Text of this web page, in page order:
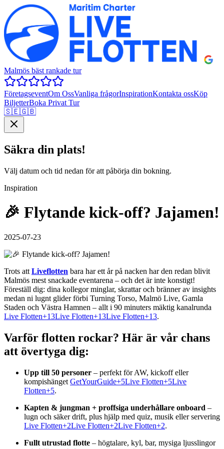
Malmös bäst rankade tur
FöretagseventOm OssVanliga frågorInspirationKontakta ossKöp
BiljetterBoka Privat Tur
🇸🇪🇬🇧
Säkra din plats!
Välj datum och tid nedan för att påbörja din bokning.
Inspiration
🎉 Flytande kick-off? Jajamen!
2025-07-23
Trots att Liveflotten bara har ett år på nacken har den redan blivit
Malmös mest snackade eventarena – och det är inte konstigt!
Föreställ dig: dina kollegor minglar, skrattar och bränner av insights
medan ni lugnt glider förbi Turning Torso, Malmö Live, Gamla
Staden och Västra Hamnen – allt i 90 minuters mäktig kanalrunda
Live Flotten+13Live Flotten+13Live Flotten+13.
Varför flotten rockar? Här är vår chans
att övertyga dig:
Upp till 50 personer – perfekt för AW, kickoff eller
kompishänget GetYourGuide+5Live Flotten+5Live
Flotten+5.
Kapten & jungman + proffsiga underhållare onboard –
lugn och säker drift, plus hjälp med quiz, musik eller servering
Live Flotten+2Live Flotten+2Live Flotten+2.
Fullt utrustad flotte – högtalare, kyl, bar, mysiga ljusslingor